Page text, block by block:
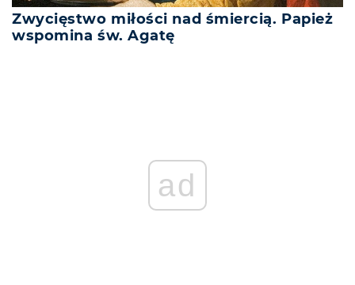
Zwycięstwo miłości nad śmiercią. Papież
wspomina św. Agatę
ad